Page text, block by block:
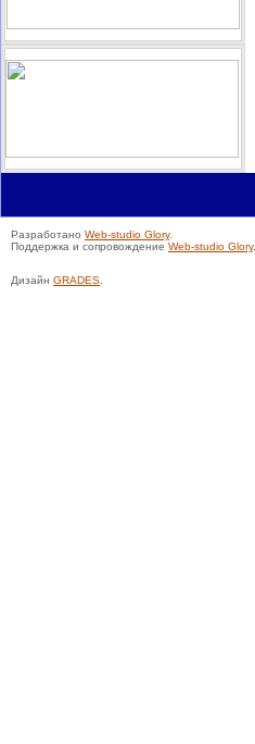
Разработано Web-studio Glory.
Поддержка и сопровождение Web-studio Glory.
Дизайн GRADES